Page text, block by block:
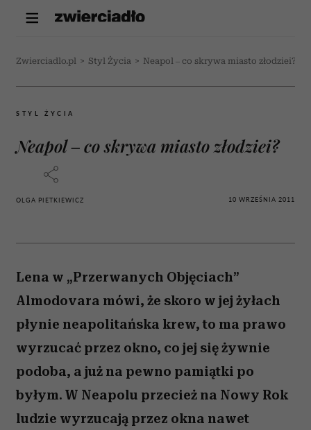
Zwierciadlo.pl > Styl Życia > Neapol – co skrywa miasto złodziei?
STYL ŻYCIA
Neapol – co skrywa miasto złodziei?
OLGA PIETKIEWICZ 10 WRZEŚNIA 2011
Lena w „Przerwanych Objęciach”
Almodovara mówi, że skoro w jej żyłach
płynie neapolitańska krew, to ma prawo
wyrzucać przez okno, co jej się żywnie
podoba, a już na pewno pamiątki po
byłym. W Neapolu przecież na Nowy Rok
ludzie wyrzucają przez okna nawet